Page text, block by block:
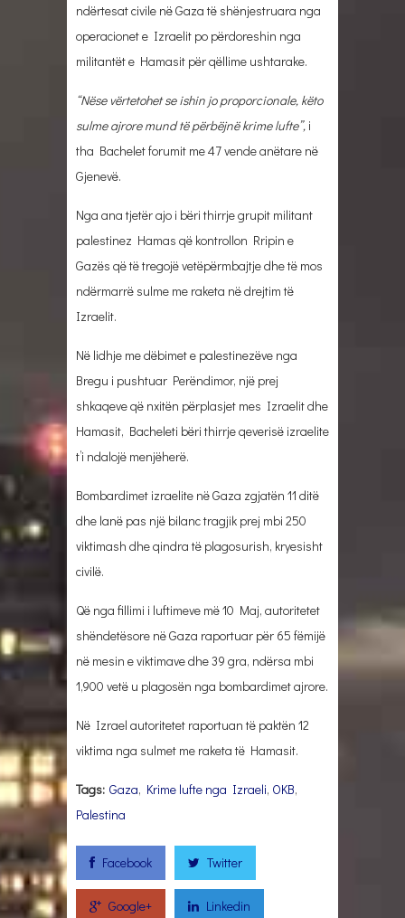
ndërtesat civile në Gaza të shënjestruara nga
operacionet e Izraelit po përdoreshin nga
militantët e Hamasit për qëllime ushtarake.
“Nëse vërtetohet se ishin jo proporcionale, këto
sulme ajrore mund të përbëjnë krime lufte”, i
tha Bachelet forumit me 47 vende anëtare në
Gjenevë.
Nga ana tjetër ajo i bëri thirrje grupit militant
palestinez Hamas që kontrollon Rripin e
Gazës që të tregojë vetëpërmbajtje dhe të mos
ndërmarrë sulme me raketa në drejtim të
Izraelit.
Në lidhje me dëbimet e palestinezëve nga
Bregu i pushtuar Perëndimor, një prej
shkaqeve që nxitën përplasjet mes Izraelit dhe
Hamasit, Bacheleti bëri thirrje qeverisë izraelite
t’i ndalojë menjëherë.
Bombardimet izraelite në Gaza zgjatën 11 ditë
dhe lanë pas një bilanc tragjik prej mbi 250
viktimash dhe qindra të plagosurish, kryesisht
civilë.
Që nga fillimi i luftimeve më 10 Maj, autoritetet
shëndetësore në Gaza raportuar për 65 fëmijë
në mesin e viktimave dhe 39 gra, ndërsa mbi
1,900 vetë u plagosën nga bombardimet ajrore.
Në Izrael autoritetet raportuan të paktën 12
viktima nga sulmet me raketa të Hamasit.
Tags: Gaza, Krime lufte nga Izraeli, OKB,
Palestina
Facebook Twitter
Google+ Linkedin